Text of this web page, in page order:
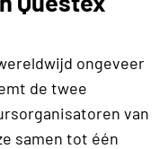
ongeveer
de twee
van
samen tot één